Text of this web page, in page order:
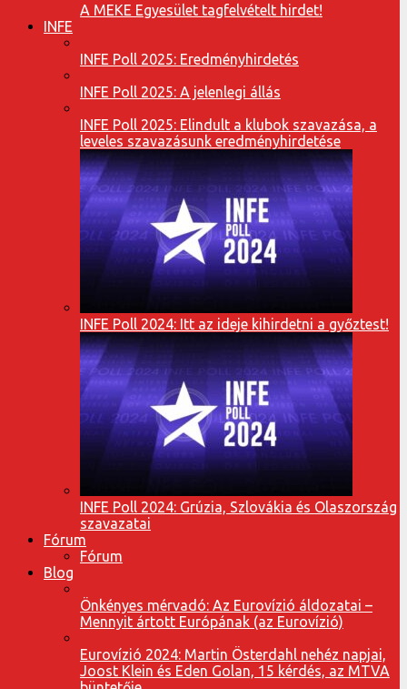
A MEKE Egyesület tagfelvételt hirdet!
INFE
INFE Poll 2025: Eredményhirdetés
INFE Poll 2025: A jelenlegi állás
INFE Poll 2025: Elindult a klubok szavazása, a
leveles szavazásunk eredményhirdetése
INFE Poll 2024: Itt az ideje kihirdetni a győztest!
INFE Poll 2024: Grúzia, Szlovákia és Olaszország
szavazatai
Fórum
Fórum
Blog
Önkényes mérvadó: Az Eurovízió áldozatai –
Mennyit ártott Európának (az Eurovízió)
Eurovízió 2024: Martin Österdahl nehéz napjai,
Joost Klein és Eden Golan, 15 kérdés, az MTVA